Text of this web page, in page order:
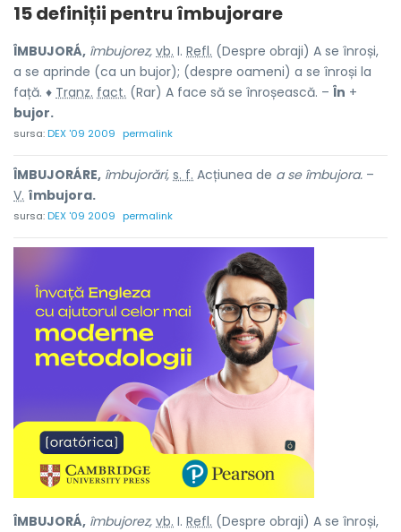
15 definiții pentru îmbujorare
ÎMBUJORÁ, îmbujorez, vb. I. Refl. (Despre obraji) A se înroși,
a se aprinde (ca un bujor); (despre oameni) a se înroși la
față. ♦ Tranz. fact. (Rar) A face să se înroșească. – În +
bujor.
sursa:DEX '09 2009 permalink
ÎMBUJORÁRE, îmbujorări, s. f. Acțiunea de a se îmbujora. –
V. îmbujora.
sursa:DEX '09 2009 permalink
ÎMBUJORÁ, îmbujorez, vb. I. Refl. (Despre obraji) A se înroși,